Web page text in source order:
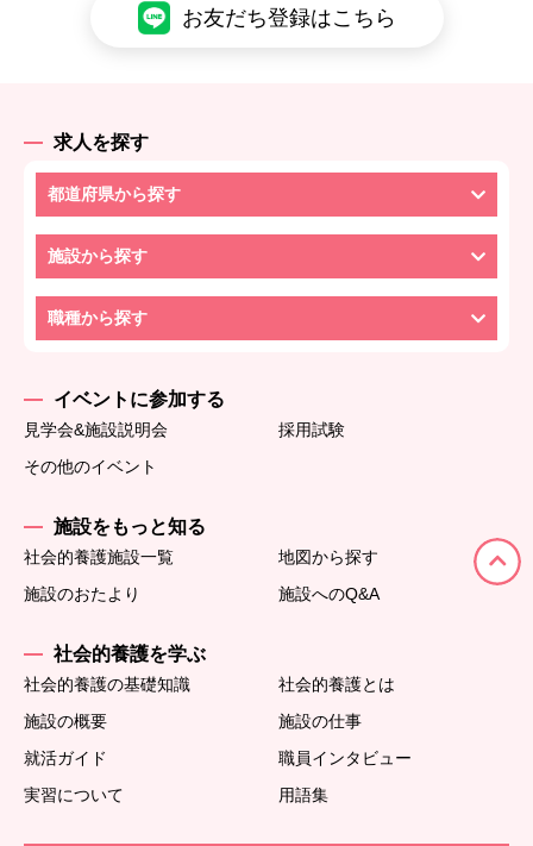
お友だち登録はこちら
求人を探す
都道府県から探す
施設から探す
職種から探す
イベントに参加する
見学会&施設説明会
採用試験
その他のイベント
施設をもっと知る
社会的養護施設一覧
地図から探す
施設のおたより
施設へのQ&A
社会的養護を学ぶ
社会的養護の基礎知識
社会的養護とは
施設の概要
施設の仕事
就活ガイド
職員インタビュー
実習について
用語集